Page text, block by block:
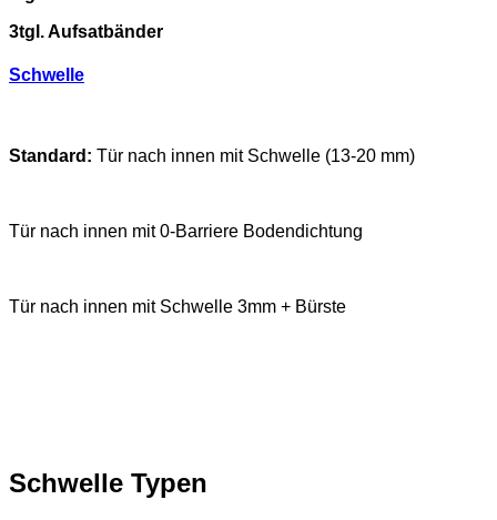
3tgl. Aufsatbänder
Schwelle
Standard: Tür nach innen mit Schwelle (13-20 mm)
Tür nach innen mit 0-Barriere Bodendichtung
Tür nach innen mit Schwelle 3mm + Bürste
Schwelle Typen